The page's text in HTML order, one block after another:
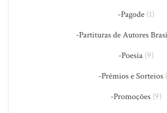
-Pagode (1)
-Partituras de Autores
-Poesia (9)
-Prêmios e Sorteios
-Promoções (9)